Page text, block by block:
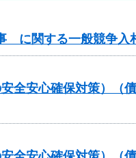
に関する一般競争入
安心確保対策）（